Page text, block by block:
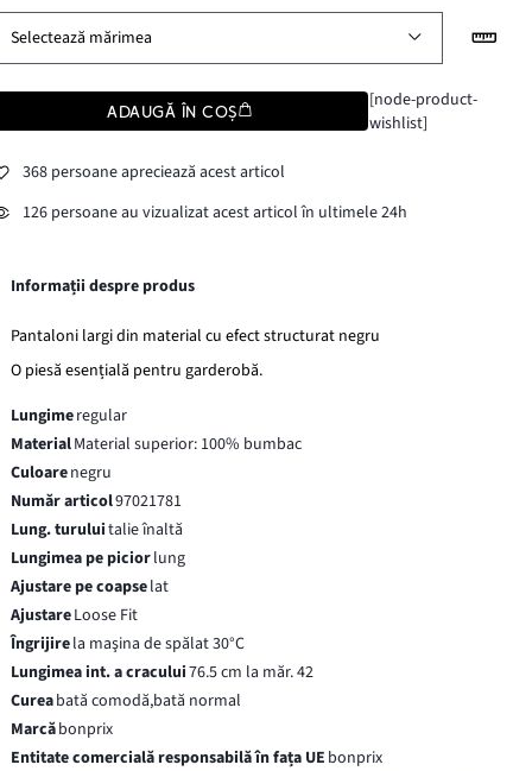
Selectează mărimea
ADAUGĂ ÎN COȘ
[node-product-
wishlist]
368 persoane apreciează acest articol
126 persoane au vizualizat acest articol în ultimele 24h
Informații despre produs
Pantaloni largi din material cu efect structurat negru
O piesă esențială pentru garderobă.
Lungimeregular
MaterialMaterial superior: 100% bumbac
Culoarenegru
Număr articol97021781
Lung. turuluitalie înaltă
Lungimea pe piciorlung
Ajustare pe coapselat
AjustareLoose Fit
Îngrijirela maşina de spălat 30°C
Lungimea int. a cracului76.5 cm la măr. 42
Cureabată comodă,bată normal
Marcăbonprix
Entitate comercială responsabilă în fața UE bonprix